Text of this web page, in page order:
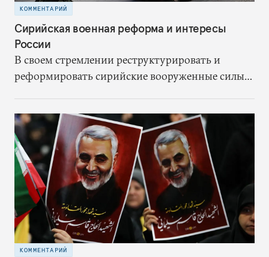
КОММЕНТАРИЙ
Сирийская военная реформа и интересы
России
В своем стремлении реструктурировать и
реформировать сирийские вооруженные силы
ключ к сдерживанию иранского влияния,
завершению своего военного участия в
конфликте и окончанию гражданской войны на
условиях, благоприятных для режима Асада.
КОММЕНТАРИЙ